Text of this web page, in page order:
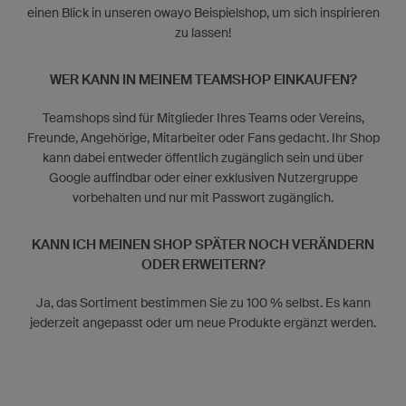
einen Blick in unseren owayo Beispielshop, um sich inspirieren
zu lassen!
WER KANN IN MEINEM TEAMSHOP EINKAUFEN?
Teamshops sind für Mitglieder Ihres Teams oder Vereins,
Freunde, Angehörige, Mitarbeiter oder Fans gedacht. Ihr Shop
kann dabei entweder öffentlich zugänglich sein und über
Google auffindbar oder einer exklusiven Nutzergruppe
vorbehalten und nur mit Passwort zugänglich.
KANN ICH MEINEN SHOP SPÄTER NOCH VERÄNDERN
ODER ERWEITERN?
Ja, das Sortiment bestimmen Sie zu 100 % selbst. Es kann
jederzeit angepasst oder um neue Produkte ergänzt werden.